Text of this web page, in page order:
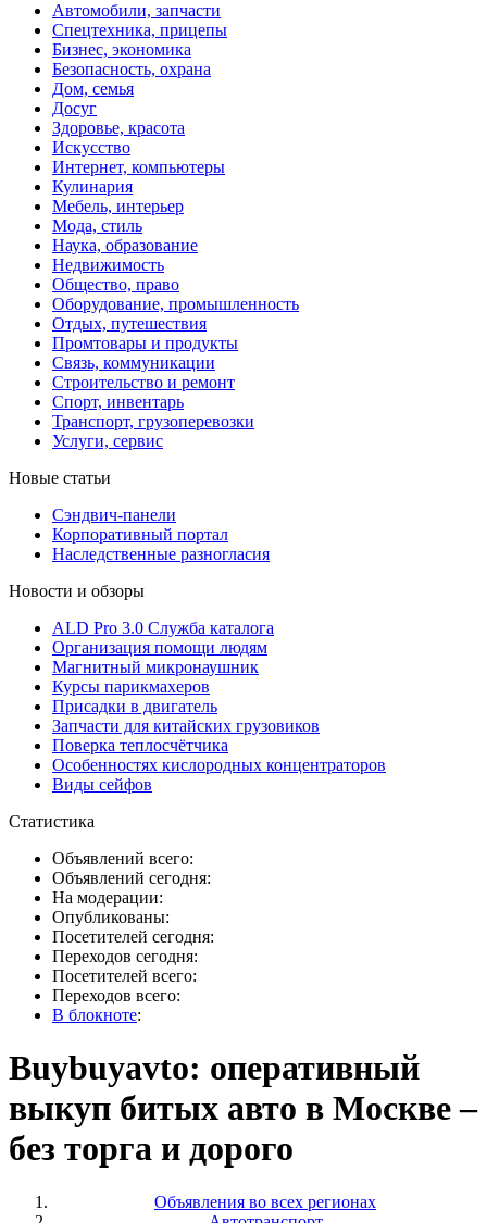
Автомобили, запчасти
Спецтехника, прицепы
Бизнес, экономика
Безопасность, охрана
Дом, семья
Досуг
Здоровье, красота
Искусство
Интернет, компьютеры
Кулинария
Мебель, интерьер
Мода, стиль
Наука, образование
Недвижимость
Общество, право
Оборудование, промышленность
Отдых, путешествия
Промтовары и продукты
Связь, коммуникации
Строительство и ремонт
Cпорт, инвентарь
Транспорт, грузоперевозки
Услуги, сервис
Новые статьи
Сэндвич-панели
Корпоративный портал
Наследственные разногласия
Новости и обзоры
ALD Pro 3.0 Служба каталога
Организация помощи людям
Магнитный микронаушник
Курсы парикмахеров
Присадки в двигатель
Запчасти для китайских грузовиков
Поверка теплосчётчика
Особенностях кислородных концентраторов
Виды сейфов
Статистика
Объявлений всего:
Объявлений сегодня:
На модерации:
Опубликованы:
Посетителей сегодня:
Переходов сегодня:
Посетителей всего:
Переходов всего:
В блокноте:
Buybuyavto: оперативный
выкуп битых авто в Москве –
без торга и дорого
Объявления во всех регионах